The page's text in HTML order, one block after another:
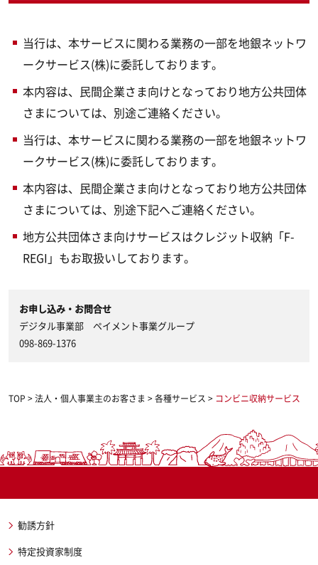
当行は、本サービスに関わる業務の一部を地銀ネットワ
ークサービス(株)に委託しております。
本内容は、民間企業さま向けとなっており地方公共団体
さまについては、別途ご連絡ください。
当行は、本サービスに関わる業務の一部を地銀ネットワ
ークサービス(株)に委託しております。
本内容は、民間企業さま向けとなっており地方公共団体
さまについては、別途下記へご連絡ください。
地方公共団体さま向けサービスはクレジット収納「F-
REGI」もお取扱いしております。
お申し込み・お問合せ
デジタル事業部 ペイメント事業グループ
098-869-1376
TOP >法人・個人事業主のお客さま >各種サービス > コンビニ収納サービス
勧誘方針
特定投資家制度